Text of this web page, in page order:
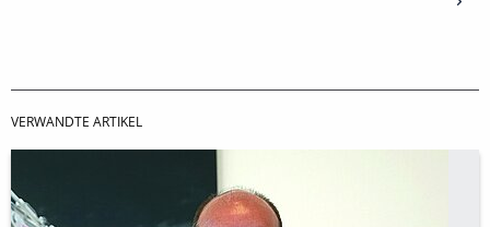
VERWANDTE ARTIKEL